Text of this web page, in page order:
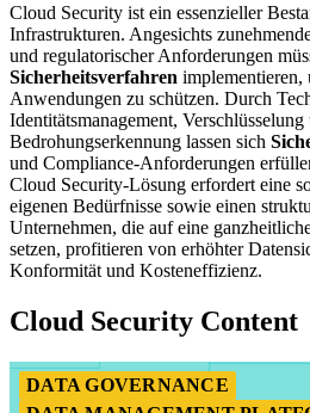
Cloud Security ist ein essenzieller
Infrastrukturen. Angesichts
und regulatorischer Anforderungen
Sicherheitsverfahren
Anwendungen zu schützen. Durch
Identitätsmanagement,
Bedrohungserkennung lassen sich
und Compliance-Anforderungen
Cloud Security-Lösung erfordert eine
eigenen Bedürfnisse sowie einen
Unternehmen, die auf eine
setzen, profitieren von erhöhter
Konformität und Kosteneffizienz.
Cloud Security Content
DATA GOVERNANCE